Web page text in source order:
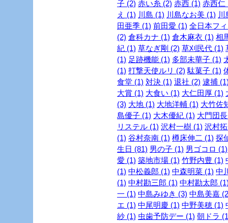
子 (2) 赤い糸 (2) 赤西 (1) 赤西仁
え (1) 川島 (1) 川島なお美 (1)
田亜季 (1) 前田愛 (1) 全日本フ
(2) 倉科カナ (1) 倉木麻衣 (1) 相
紀 (1) 草なぎ剛 (2) 草刈民代 (1)
(1) 足跡機能 (1) 多部未華子 (1)
(1) 打撃天使ルリ (2) 駄菓子 (1)
食堂 (1) 対決 (1) 退社 (2) 逮捕
大賞 (1) 大食い (1) 大仁田厚 (1)
(3) 大地 (1) 大地洋輔 (1) 大竹佐
島優子 (1) 大木優紀 (1) 大門団
リステル (1) 沢村一樹 (1) 沢村
(1) 谷村奈南 (1) 樽床伸二 (1) 探
生日 (81) 男の子 (1) 男ゴコロ (1)
愛 (1) 築地市場 (1) 竹野内豊 (1)
(1) 中松義郎 (1) 中森明菜 (1) 中
(1) 中村勘三郎 (1) 中村勘太郎
一 (1) 中島みゆき (3) 中島美嘉
エ (1) 中尾明慶 (1) 中野美穂 (1)
紗 (1) 虫歯予防デー (1) 朝ドラ